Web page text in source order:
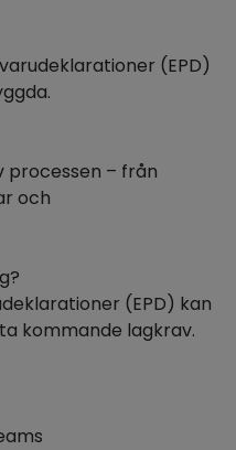
(EPD)
processen – från
och
(EPD) kan
kommande lagkrav.